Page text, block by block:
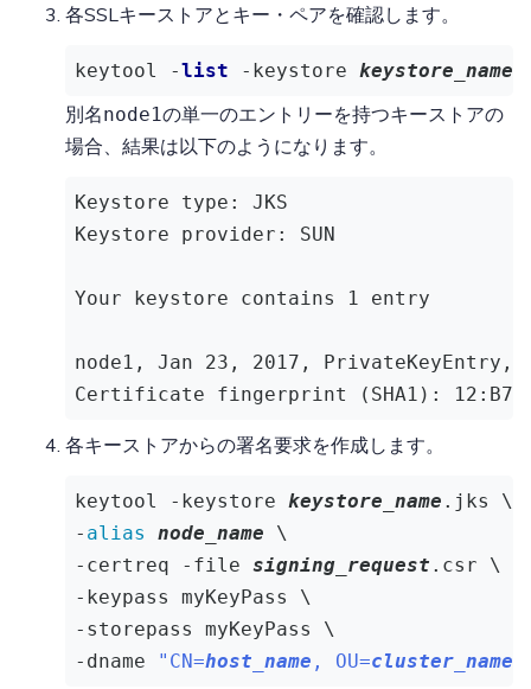
各SSLキーストアとキー・ペアを確認します。
keytool -list -keystore keystore_name
別名node1の単一のエントリーを持つキーストアの
場合、結果は以下のようになります。
Keystore type : JKS
Keystore
provider : SUN
Your keystore contains 1 entry
node1 , Jan 23, 2017, PrivateKeyEntry
Certificate
fingerprint ( SHA1 ): 12 :B7
各キーストアからの署名要求を作成します。
keytool -keystore keystore_name .jks \
- alias node_name \
-certreq -file signing_request .csr \
-keypass myKeyPass \
-storepass myKeyPass \
-dname
"CN=host_name , OU=cluster_name